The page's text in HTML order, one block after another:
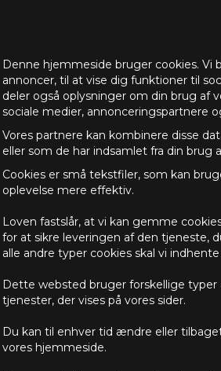
Denne hjemmeside bruger cookies. Vi
annoncer, til at vise dig funktioner til
deler også oplysninger om din brug af
sociale medier, annonceringspartnere
Vores partnere kan kombinere disse
eller som de har indsamlet fra din brug
Cookies er små tekstfiler, som kan
oplevelse mere effektiv.
Loven fastslår, at vi kan gemme
for at sikre leveringen af den tjeneste,
alle andre typer cookies skal vi
Dette websted bruger forskellige
tjenester, der vises på vores sider.
Du kan til enhver tid ændre eller
vores hjemmeside.